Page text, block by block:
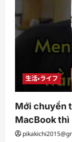
生活・ライフ
Mới chuyển
MacBook thì